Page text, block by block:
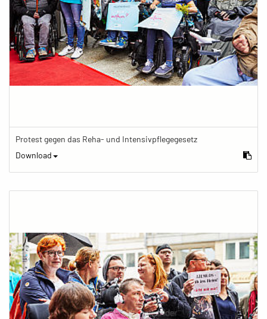
Protest gegen das Reha- und Intensivpflegegesetz
Download